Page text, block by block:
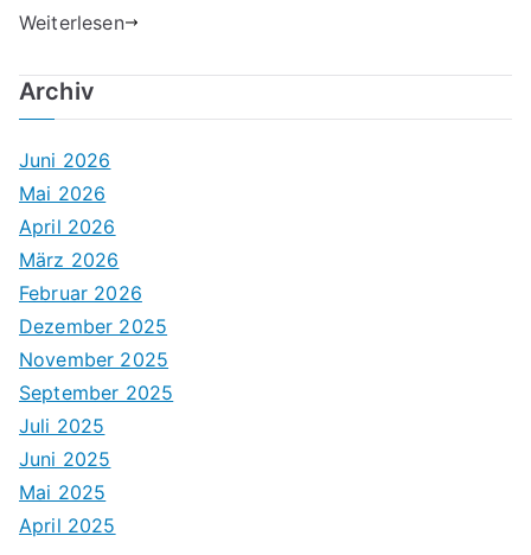
Weiterlesen
Archiv
Juni 2026
Mai 2026
April 2026
März 2026
Februar 2026
Dezember 2025
November 2025
September 2025
Juli 2025
Juni 2025
Mai 2025
April 2025